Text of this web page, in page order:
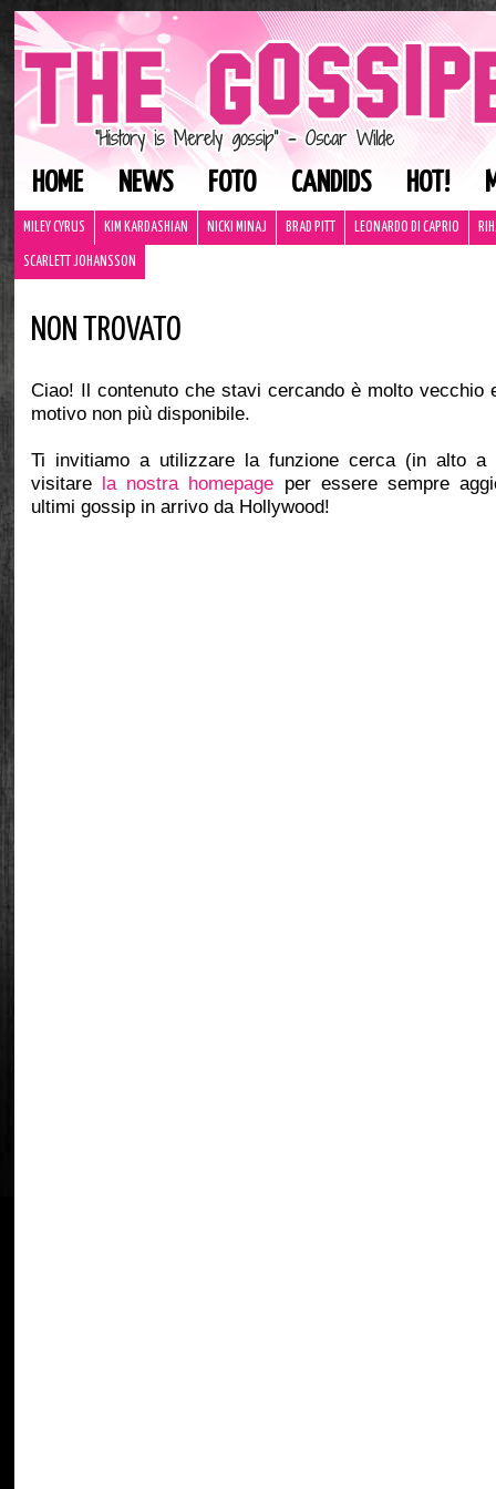
HOME NEWS FOTO CANDIDS HOT!
MILEY CYRUS KIM KARDASHIAN NICKI MINAJ BRAD PITT LEONARDO DI CAPRIO
SCARLETT JOHANSSON
NON TROVATO
Ciao! Il contenuto che stavi cercando è molto vecchio
motivo non più disponibile.
Ti invitiamo a utilizzare la funzione cerca (in alto a
visitare la nostra homepage per essere sempre
ultimi gossip in arrivo da Hollywood!